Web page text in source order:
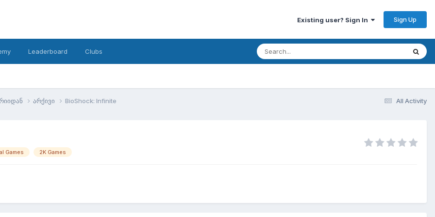
Existing user? Sign In Sign Up
Leaderboard Clubs
All Activity
არქივი BioShock: Infinite
Games 2K Games